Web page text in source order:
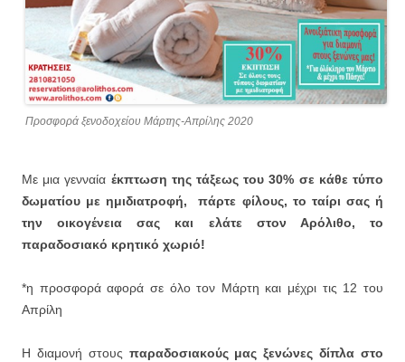
Προσφορά ξενοδοχείου Μάρτης-Απρίλης 2020
Με μια γενναία έκπτωση της τάξεως του 30% σε κάθε τύπο
δωματίου με ημιδιατροφή,
πάρτε φίλους, το ταίρι σας ή
την οικογένεια σας και ελάτε στον Αρόλιθο, το
παραδοσιακό κρητικό χωριό!
*η προσφορά αφορά σε όλο τον Μάρτη και μέχρι τις 12 του
Απρίλη
Η διαμονή στους παραδοσιακούς μας ξενώνες δίπλα στο